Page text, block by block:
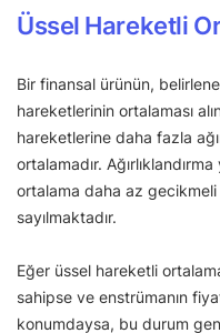
Üssel Hareketli
Bir finansal ürünün,
hareketlerinin ortalaması
hareketlerine daha fazla
ortalamadır.
ortalama daha az
sayılmaktadır.
Eğer üssel hareketli
sahipse ve enstrümanın
konumdaysa, bu durum